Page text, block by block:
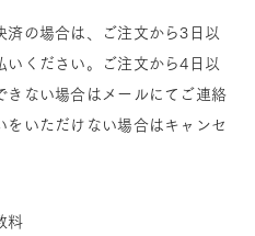
の場合は、ご注文から3日以
いください。ご注文から4日以
きない場合はメールにてご連絡
をいただけない場合はキャンセ
料